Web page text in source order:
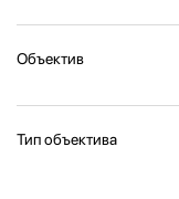
Объектив
Тип объектива